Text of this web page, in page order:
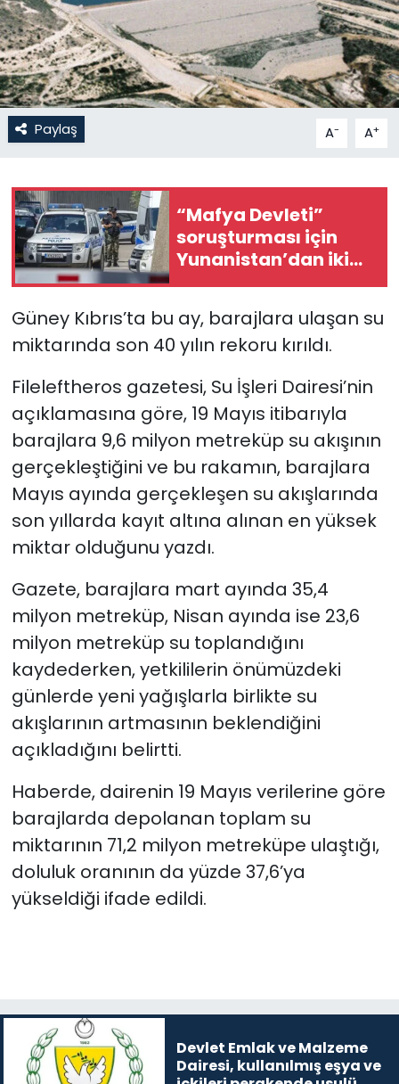
Paylaş A- A+
“Mafya Devleti”
soruşturması için
Yunanistan’dan iki
sorgu memuru
Güney Kıbrıs’ta bu ay, barajlara ulaşan su
miktarında son 40 yılın rekoru kırıldı.
Fileleftheros gazetesi, Su İşleri Dairesi’nin
açıklamasına göre, 19 Mayıs itibarıyla
barajlara 9,6 milyon metreküp su akışının
gerçekleştiğini ve bu rakamın, barajlara
Mayıs ayında gerçekleşen su akışlarında
son yıllarda kayıt altına alınan en yüksek
miktar olduğunu yazdı.
Gazete, barajlara mart ayında 35,4
milyon metreküp, Nisan ayında ise 23,6
milyon metreküp su toplandığını
kaydederken, yetkililerin önümüzdeki
günlerde yeni yağışlarla birlikte su
akışlarının artmasının beklendiğini
açıkladığını belirtti.
Haberde, dairenin 19 Mayıs verilerine göre
barajlarda depolanan toplam su
miktarının 71,2 milyon metreküpe ulaştığı,
doluluk oranının da yüzde 37,6’ya
yükseldiği ifade edildi.
Devlet Emlak ve Malzeme
Dairesi, kullanılmış eşya ve
KKTC YEREL SEÇİM 2018
Kültür Sanat
Magazin
Moda
Nöbetçi Eczaneler
Otomobil Dünyası
Politika
SAĞLIK
Spor
Teknoloji
TÜRKiYE
Video Galeri
YAŞAM
Yazarlar